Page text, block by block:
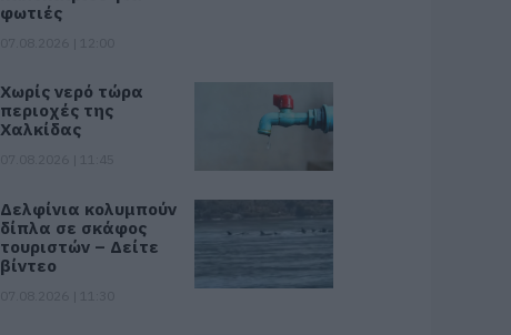
φωτιές
Χωρίς νερό τώρα
περιοχές της
Χαλκίδας
Δελφίνια κολυμπούν
δίπλα σε σκάφος
τουριστών – Δείτε
βίντεο